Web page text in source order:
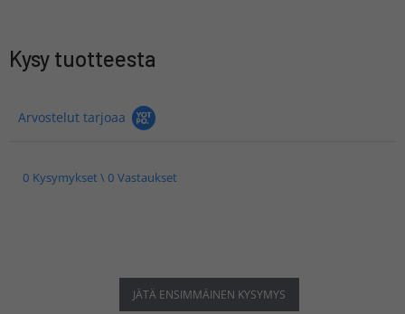
Kysy tuotteesta
Arvostelut tarjoaa
0 Kysymykset \ 0 Vastaukset
JÄTÄ ENSIMMÄINEN KYSYMYS